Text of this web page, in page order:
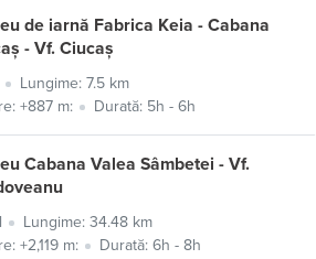
de iarnă Fabrica Keia - Cabana
- Vf. Ciucaș
Lungime: 7.5 km
+887 m:
Durată: 5h - 6h
Cabana Valea Sâmbetei - Vf.
Lungime: 34.48 km
+2,119 m:
Durată: 6h - 8h